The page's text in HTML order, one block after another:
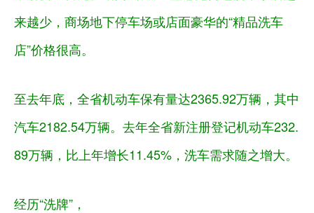
来越少，商场地下停车场或店面豪华的“精品洗车
店”价格很高。
至去年底，全省机动车保有量达2365.92万辆，其中
汽车2182.54万辆。去年全省新注册登记机动车232.
89万辆，比上年增长11.45%，洗车需求随之增大。
经历“洗牌”，